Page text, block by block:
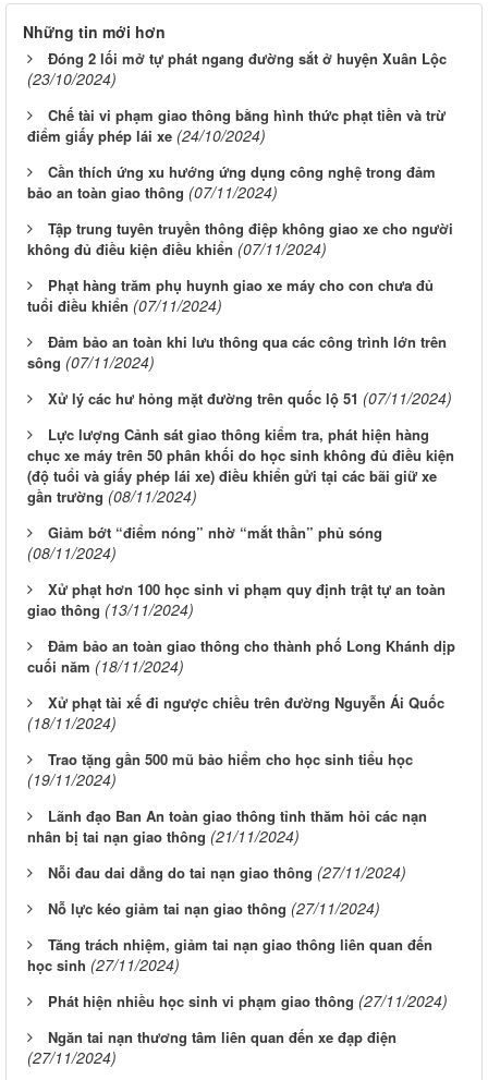
Những tin mới hơn
Đóng 2 lối mở tự phát ngang đường sắt ở huyện Xuân Lộc
(23/10/2024)
Chế tài vi phạm giao thông bằng hình thức phạt tiền và trừ
điểm giấy phép lái xe (24/10/2024)
Cần thích ứng xu hướng ứng dụng công nghệ trong đảm
bảo an toàn giao thông (07/11/2024)
Tập trung tuyên truyền thông điệp không giao xe cho người
không đủ điều kiện điều khiển (07/11/2024)
Phạt hàng trăm phụ huynh giao xe máy cho con chưa đủ
tuổi điều khiển (07/11/2024)
Đảm bảo an toàn khi lưu thông qua các công trình lớn trên
sông (07/11/2024)
Xử lý các hư hỏng mặt đường trên quốc lộ 51 (07/11/2024)
Lực lượng Cảnh sát giao thông kiểm tra, phát hiện hàng
chục xe máy trên 50 phân khối do học sinh không đủ điều kiện
(độ tuổi và giấy phép lái xe) điều khiển gửi tại các bãi giữ xe
gần trường (08/11/2024)
Giảm bớt “điểm nóng” nhờ “mắt thần” phủ sóng
(08/11/2024)
Xử phạt hơn 100 học sinh vi phạm quy định trật tự an toàn
giao thông (13/11/2024)
Đảm bảo an toàn giao thông cho thành phố Long Khánh dịp
cuối năm (18/11/2024)
Xử phạt tài xế đi ngược chiều trên đường Nguyễn Ái Quốc
(18/11/2024)
Trao tặng gần 500 mũ bảo hiểm cho học sinh tiểu học
(19/11/2024)
Lãnh đạo Ban An toàn giao thông tỉnh thăm hỏi các nạn
nhân bị tai nạn giao thông (21/11/2024)
Nỗi đau dai dẳng do tai nạn giao thông (27/11/2024)
Nỗ lực kéo giảm tai nạn giao thông (27/11/2024)
Tăng trách nhiệm, giảm tai nạn giao thông liên quan đến
học sinh (27/11/2024)
Phát hiện nhiều học sinh vi phạm giao thông (27/11/2024)
Ngăn tai nạn thương tâm liên quan đến xe đạp điện
(27/11/2024)